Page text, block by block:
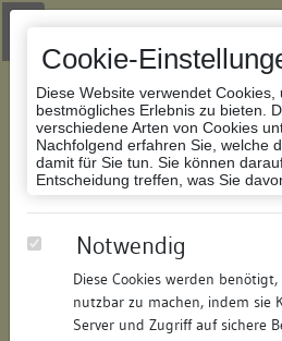
Cookie-
Diese Website verwendet Cookies,
bestmögliches Erlebnis zu bieten.
verschiedene Arten von Cookies
Nachfolgend erfahren Sie, welche
damit für Sie tun. Sie können
Entscheidung treffen, was Sie
Notwendig
Diese Cookies werden
nutzbar zu machen, indem sie
Server und Zugriff auf sichere
Zur Navigation springen
Zum Inhalt der Website springen
Datenbank
146959518115/Datum:
Datenbestand:
Bauforschung und